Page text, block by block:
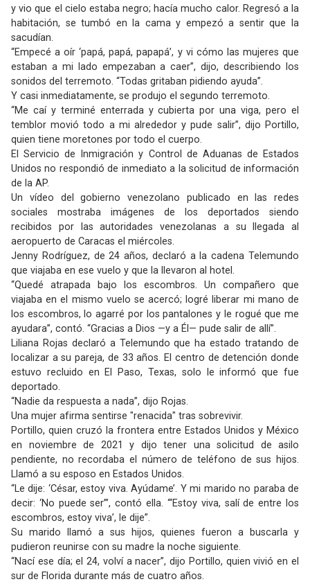
y vio que el cielo estaba negro; hacía mucho calor. Regresó a la
habitación, se tumbó en la cama y empezó a sentir que la
sacudían.
“Empecé a oír ‘papá, papá, papapá’, y vi cómo las mujeres que
estaban a mi lado empezaban a caer”, dijo, describiendo los
sonidos del terremoto. “Todas gritaban pidiendo ayuda”.
Y casi inmediatamente, se produjo el segundo terremoto.
“Me caí y terminé enterrada y cubierta por una viga, pero el
temblor movió todo a mi alrededor y pude salir”, dijo Portillo,
quien tiene moretones por todo el cuerpo.
El Servicio de Inmigración y Control de Aduanas de Estados
Unidos no respondió de inmediato a la solicitud de información
de la AP.
Un vídeo del gobierno venezolano publicado en las redes
sociales mostraba imágenes de los deportados siendo
recibidos por las autoridades venezolanas a su llegada al
aeropuerto de Caracas el miércoles.
Jenny Rodríguez, de 24 años, declaró a la cadena Telemundo
que viajaba en ese vuelo y que la llevaron al hotel.
“Quedé atrapada bajo los escombros. Un compañero que
viajaba en el mismo vuelo se acercó; logré liberar mi mano de
los escombros, lo agarré por los pantalones y le rogué que me
ayudara”, contó. “Gracias a Dios —y a Él— pude salir de allí”.
Liliana Rojas declaró a Telemundo que ha estado tratando de
localizar a su pareja, de 33 años. El centro de detención donde
estuvo recluido en El Paso, Texas, solo le informó que fue
deportado.
“Nadie da respuesta a nada”, dijo Rojas.
Una mujer afirma sentirse "renacida" tras sobrevivir.
Portillo, quien cruzó la frontera entre Estados Unidos y México
en noviembre de 2021 y dijo tener una solicitud de asilo
pendiente, no recordaba el número de teléfono de sus hijos.
Llamó a su esposo en Estados Unidos.
“Le dije: ‘César, estoy viva. Ayúdame’. Y mi marido no paraba de
decir: ‘No puede ser’”, contó ella. “‘Estoy viva, salí de entre los
escombros, estoy viva’, le dije”.
Su marido llamó a sus hijos, quienes fueron a buscarla y
pudieron reunirse con su madre la noche siguiente.
“Nací ese día; el 24, volví a nacer”, dijo Portillo, quien vivió en el
sur de Florida durante más de cuatro años.